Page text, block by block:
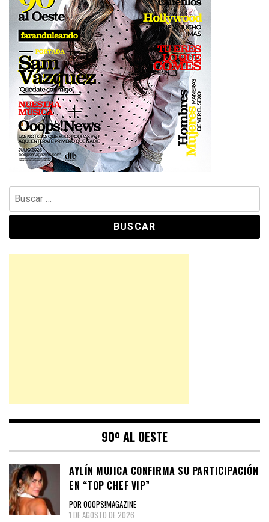
Buscar:
90º AL OESTE
AYLÍN MUJICA CONFIRMA SU PARTICIPACIÓN
EN “TOP CHEF VIP”
POR OOOPS!MAGAZINE
1 DE AGOSTO DE 2026